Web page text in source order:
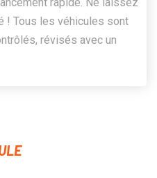
! Tous les véhicules sont
révisés avec un